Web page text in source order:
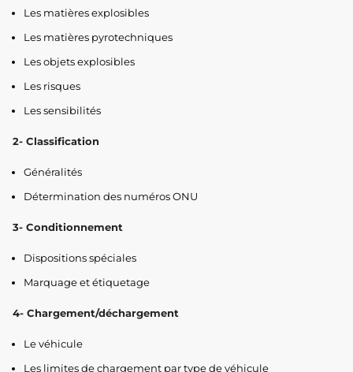
Les matières explosibles
Les matières pyrotechniques
Les objets explosibles
Les risques
Les sensibilités
2- Classification
Généralités
Détermination des numéros ONU
3- Conditionnement
Dispositions spéciales
Marquage et étiquetage
4- Chargement/déchargement
Le véhicule
Les limites de chargement par type de véhicule